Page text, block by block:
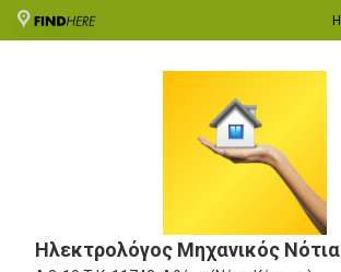
Ηλεκτρολόγος Μηχανικός